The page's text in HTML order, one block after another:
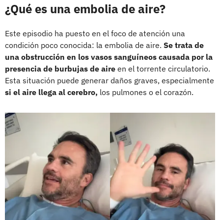
¿Qué es una embolia de aire?
Este episodio ha puesto en el foco de atención una
condición poco conocida: la embolia de aire. Se trata de
una obstrucción en los vasos sanguíneos causada por la
presencia de burbujas de aire en el torrente circulatorio.
Esta situación puede generar daños graves, especialmente
si el aire llega al cerebro, los pulmones o el corazón.